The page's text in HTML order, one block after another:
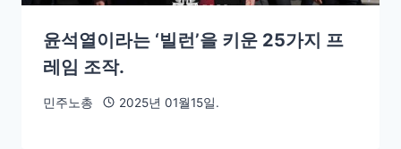
윤석열이라는 ‘빌런’을 키운 25가지 프
레임 조작.
민주노총 2025년 01월15일.